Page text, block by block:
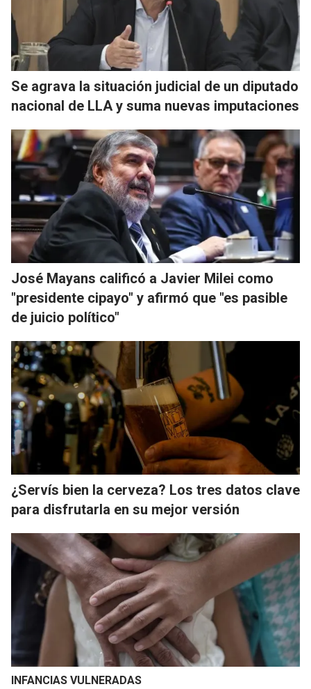
Se agrava la situación judicial de un diputado
nacional de LLA y suma nuevas imputaciones
José Mayans calificó a Javier Milei como
"presidente cipayo" y afirmó que "es pasible
de juicio político"
¿Servís bien la cerveza? Los tres datos clave
para disfrutarla en su mejor versión
INFANCIAS VULNERADAS